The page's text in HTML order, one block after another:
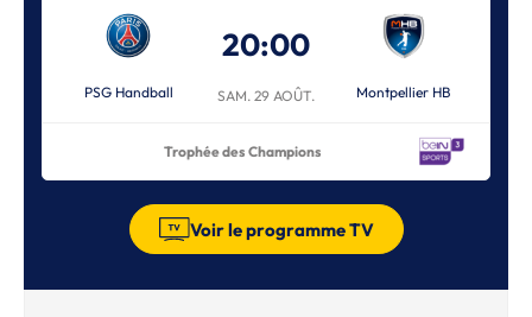
PSG Handball
20:00
SAM. 29 AOÛT. Montpellier HB
Trophée des Champions
Voir le programme TV